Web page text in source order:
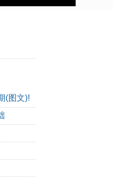
(图文)!